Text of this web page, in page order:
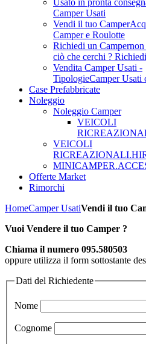
Usato in pronta
Camper Usati
Vendi il tuo Camper
Camper e Roulotte
Richiedi un Campernon
ciò che cerchi ?
Vendita Camper Usati -
TipologieCamper Usati
Case Prefabbricate
Noleggio
Noleggio Camper
VEICOLI
VEICOLI
Offerte Market
Rimorchi
HomeCamper UsatiVendi il tuo
Vuoi Vendere il tuo Camper ?
Chiama il numero 095.580503
oppure utilizza il form sottostante
Dati del Richiedente
Nome
Cognome